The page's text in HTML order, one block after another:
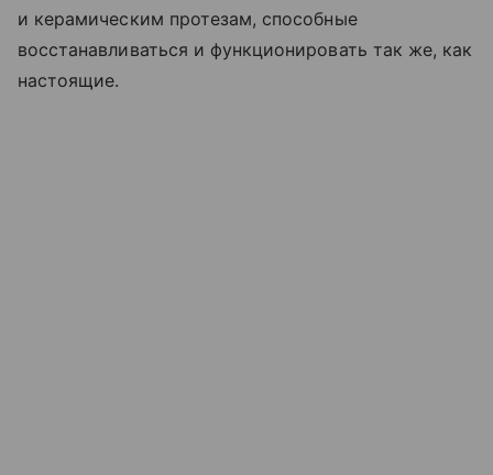
и керамическим протезам, способные
восстанавливаться и функционировать так же, как
настоящие.